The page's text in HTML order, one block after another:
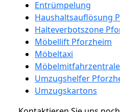
Entrümpelung
Haushaltsauflösung
Halteverbotszone
Möbellift Pforzheim
Möbeltaxi
Möbelmitfahrzentrale
Umzugshelfer
Umzugskartons